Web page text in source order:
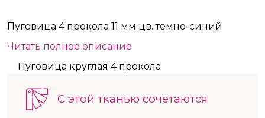
Пуговица 4 прокола 11 мм цв. темно-синий
Читать полное описание
Пуговица круглая 4 прокола
С этой тканью сочетаются